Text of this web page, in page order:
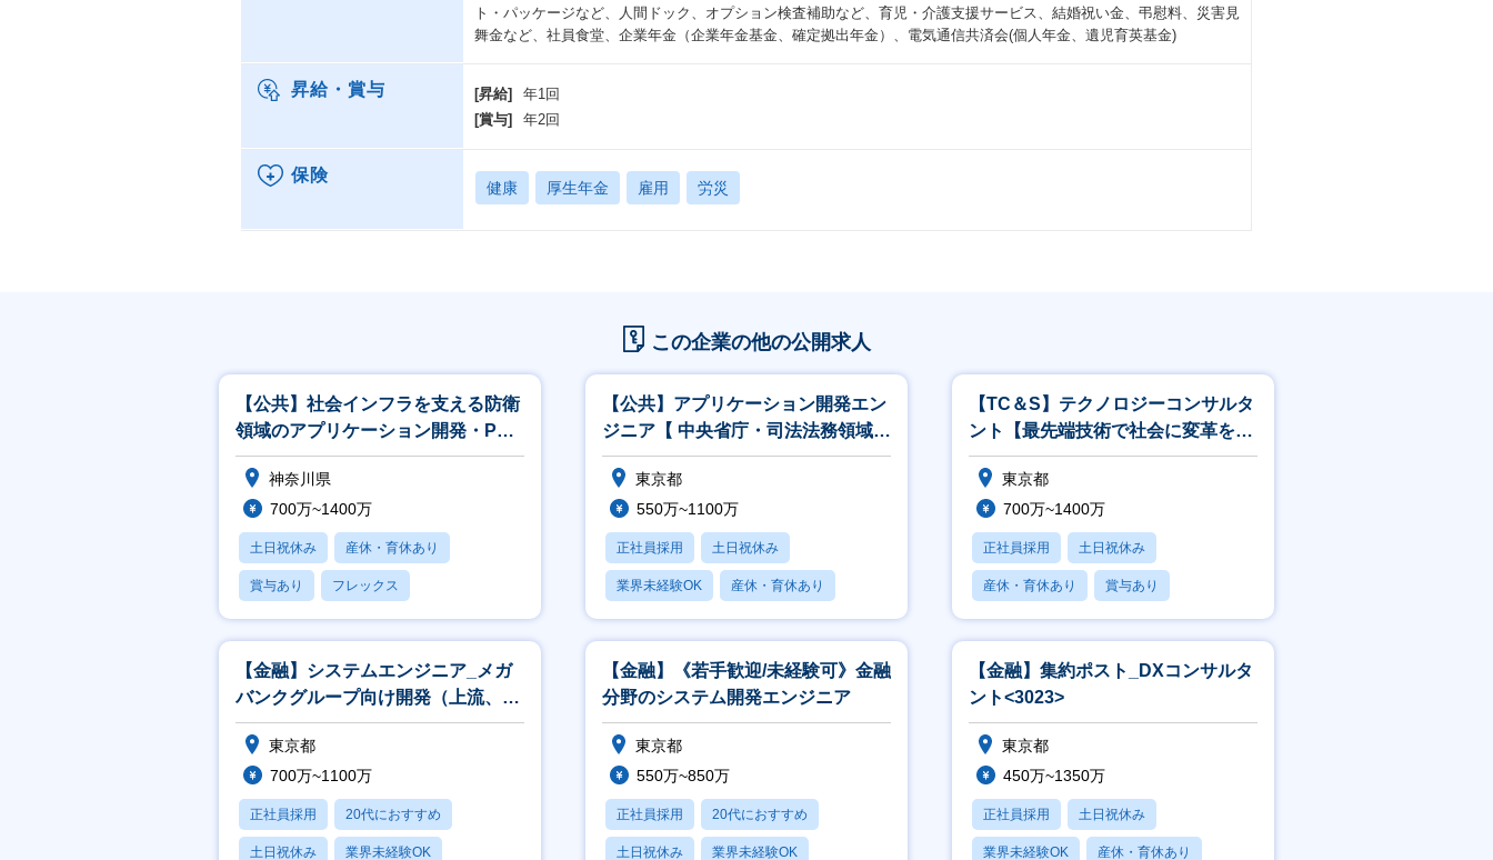
ト・パッケージなど、人間ドック、オプション検査補助など、育児・介護支援サービス、結婚祝い金、弔慰料、災害見
舞金など、社員食堂、企業年金（企業年金基金、確定拠出年金）、電気通信共済会(個人年金、遺児育英基金)
昇給・賞与 [昇給]
年1回
[賞与]
年2回
保険
健康 厚生年金 雇用 労災
この企業の他の公開求人
【公共】社会インフラを支える防衛
領域のアプリケーション開発・PM
／PL候補<488>
神奈川県
700万~1400万
土日祝休み 産休・育休あり
賞与あり フレックス
社宅・住宅補助
【公共】アプリケーション開発エン
ジニア【 中央省庁・司法法務領域】
<564>
東京都
550万~1100万
正社員採用 土日祝休み
業界未経験OK 産休・育休あり
賞与あり
【TC＆S】テクノロジーコンサルタ
ント【最先端技術で社会に変革を起
こすITコンサル】<244>
東京都
700万~1400万
正社員採用 土日祝休み
産休・育休あり 賞与あり
フレックス
【金融】システムエンジニア_メガ
バンクグループ向け開発（上流、開
発リーダ）担当
東京都
700万~1100万
正社員採用 20代におすすめ
土日祝休み 業界未経験OK
【金融】《若手歓迎/未経験可》金融
分野のシステム開発エンジニア
東京都
550万~850万
正社員採用 20代におすすめ
土日祝休み 業界未経験OK
【金融】集約ポスト_DXコンサルタ
ント<3023>
東京都
450万~1350万
正社員採用 土日祝休み
業界未経験OK 産休・育休あり